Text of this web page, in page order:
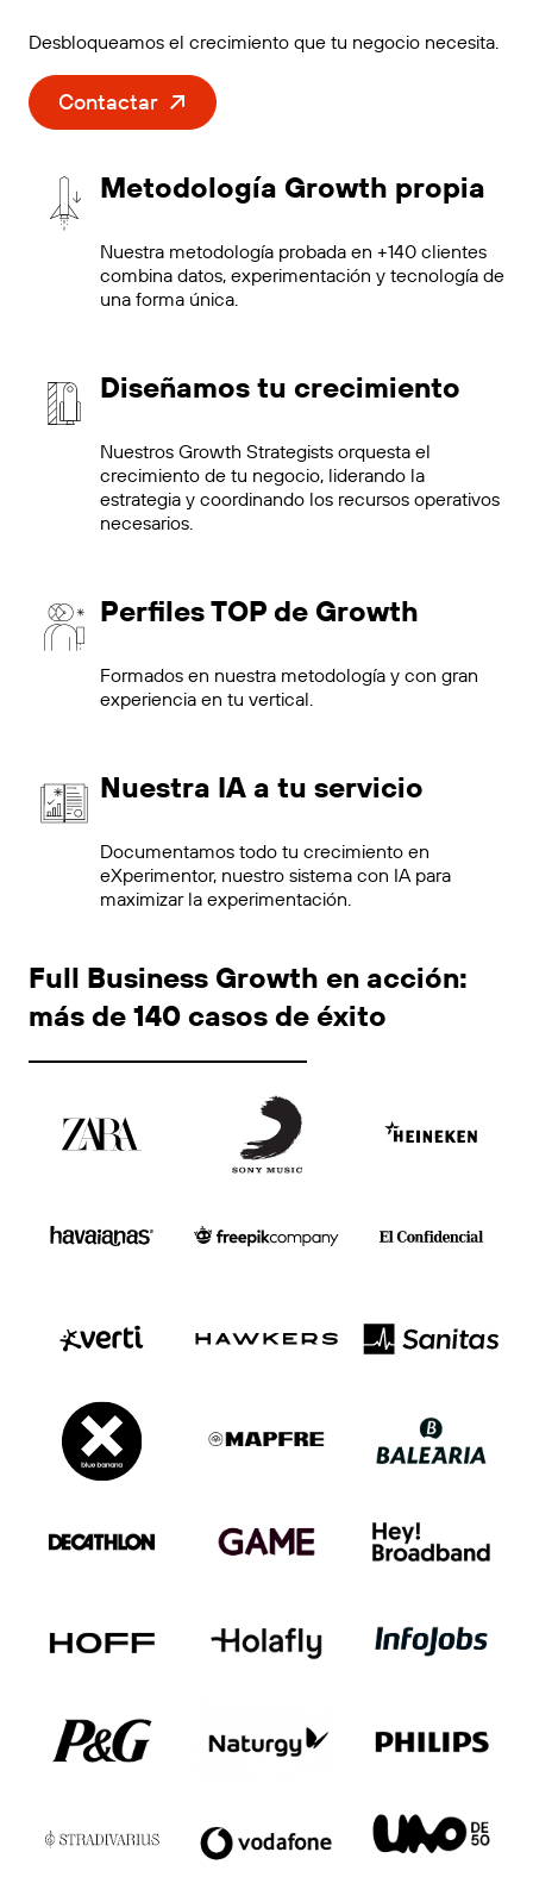
Desbloqueamos el crecimiento que tu negocio necesita.
Contactar
Metodología Growth propia
Nuestra metodología probada en +140 clientes
combina datos, experimentación y tecnología de
una forma única.
Diseñamos tu crecimiento
Nuestros Growth Strategists orquesta el
crecimiento de tu negocio, liderando la
estrategia y coordinando los recursos operativos
necesarios.
Perfiles TOP de Growth
Formados en nuestra metodología y con gran
experiencia en tu vertical.
Nuestra IA a tu servicio
Documentamos todo tu crecimiento en
eXperimentor, nuestro sistema con IA para
maximizar la experimentación.
Full Business Growth en acción:
más de 140 casos de éxito